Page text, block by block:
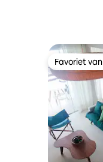
Favoriet
Favoriet